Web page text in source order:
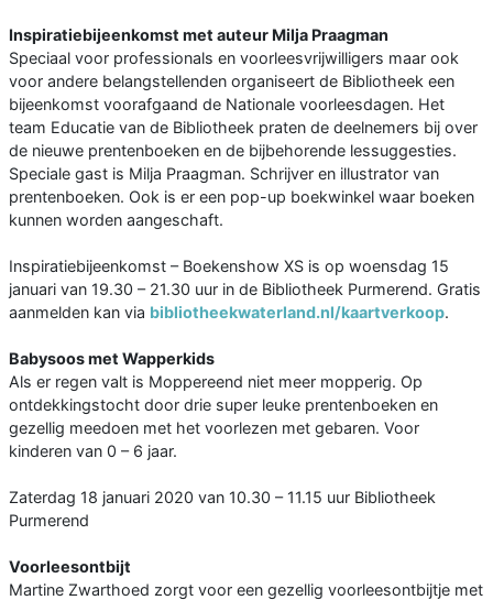
Inspiratiebijeenkomst met auteur Milja Praagman
Speciaal voor professionals en voorleesvrijwilligers maar ook
voor andere belangstellenden organiseert de Bibliotheek een
bijeenkomst voorafgaand de Nationale voorleesdagen. Het
team Educatie van de Bibliotheek praten de deelnemers bij over
de nieuwe prentenboeken en de bijbehorende lessuggesties.
Speciale gast is Milja Praagman. Schrijver en illustrator van
prentenboeken. Ook is er een pop-up boekwinkel waar boeken
kunnen worden aangeschaft.
Inspiratiebijeenkomst – Boekenshow XS is op woensdag 15
januari van 19.30 – 21.30 uur in de Bibliotheek Purmerend. Gratis
aanmelden kan via bibliotheekwaterland.nl/kaartverkoop.
Babysoos met Wapperkids
Als er regen valt is Moppereend niet meer mopperig. Op
ontdekkingstocht door drie super leuke prentenboeken en
gezellig meedoen met het voorlezen met gebaren. Voor
kinderen van 0 – 6 jaar.
Zaterdag 18 januari 2020 van 10.30 – 11.15 uur Bibliotheek
Purmerend
Voorleesontbijt
Martine Zwarthoed zorgt voor een gezellig voorleesontbijtje met